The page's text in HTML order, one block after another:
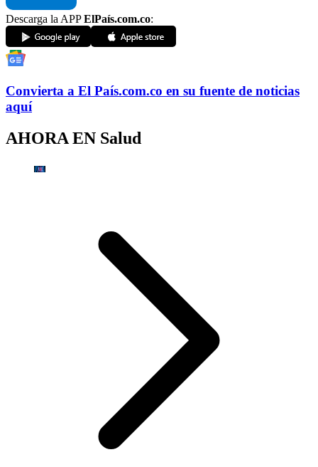
Descarga la APPElPaís.com.co:
Convierta a El País.com.co en su fuente de noticias
aquí
AHORA EN Salud